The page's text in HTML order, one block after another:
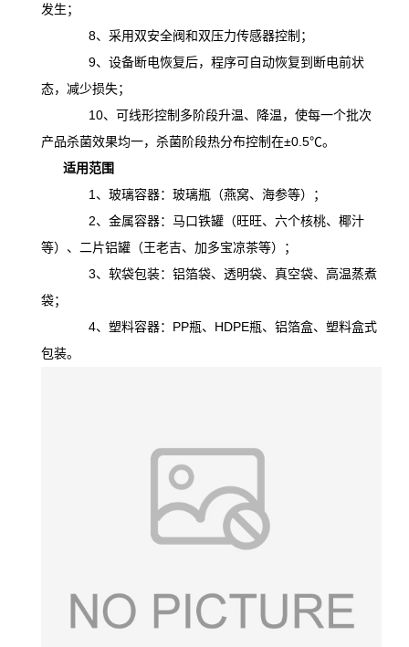
发生；
8、采用双安全阀和双压力传感器控制；
9、设备断电恢复后，程序可自动恢复到断电前状
态，减少损失；
10、可线形控制多阶段升温、降温， 使每一个批次
产品杀菌效果均一，杀菌阶段热分布控制在±0.5℃。
适用范围
1、玻璃容器：玻璃瓶（燕窝、海参等）；
2、金属容器：马口铁罐（旺旺、六个核桃、椰汁
等）、二片铝罐（王老吉、加多宝凉茶等）；
3、软袋包装：铝箔袋、透明袋、真空袋、高温蒸煮
袋；
4、塑料容器：PP瓶、HDPE瓶、铝箔盒、塑料盒式
包装。